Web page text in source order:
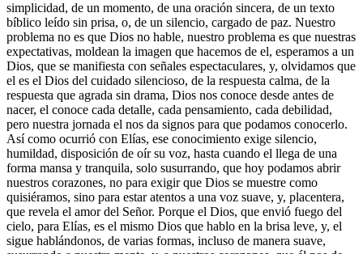
simplicidad, de un momento, de una oración sincera, de un texto
bíblico leído sin prisa, o, de un silencio, cargado de paz. Nuestro
problema no es que Dios no hable, nuestro problema es que nuestras
expectativas, moldean la imagen que hacemos de el, esperamos a un
Dios, que se manifiesta con señales espectaculares, y, olvidamos que
el es el Dios del cuidado silencioso, de la respuesta calma, de la
respuesta que agrada sin drama, Dios nos conoce desde antes de
nacer, el conoce cada detalle, cada pensamiento, cada debilidad,
pero nuestra jornada el nos da signos para que podamos conocerlo.
Así como ocurrió con Elías, ese conocimiento exige silencio,
humildad, disposición de oír su voz, hasta cuando el llega de una
forma mansa y tranquila, solo susurrando, que hoy podamos abrir
nuestros corazones, no para exigir que Dios se muestre como
quisiéramos, sino para estar atentos a una voz suave, y, placentera,
que revela el amor del Señor. Porque el Dios, que envió fuego del
cielo, para Elías, es el mismo Dios que hablo en la brisa leve, y, el
sigue hablándonos, de varias formas, incluso de manera suave,